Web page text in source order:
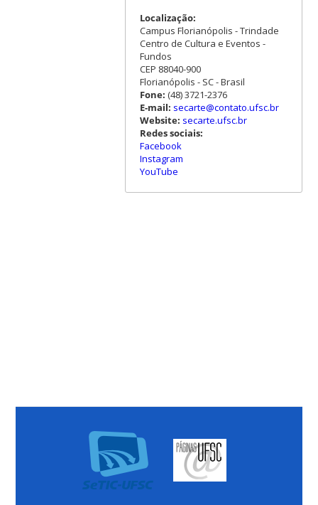
Localização:
Campus Florianópolis - Trindade
Centro de Cultura e Eventos -
Fundos
CEP 88040-900
Florianópolis - SC - Brasil
Fone: (48) 3721-2376
E-mail: secarte@contato.ufsc.br
Website: secarte.ufsc.br
Redes sociais:
Facebook
Instagram
YouTube